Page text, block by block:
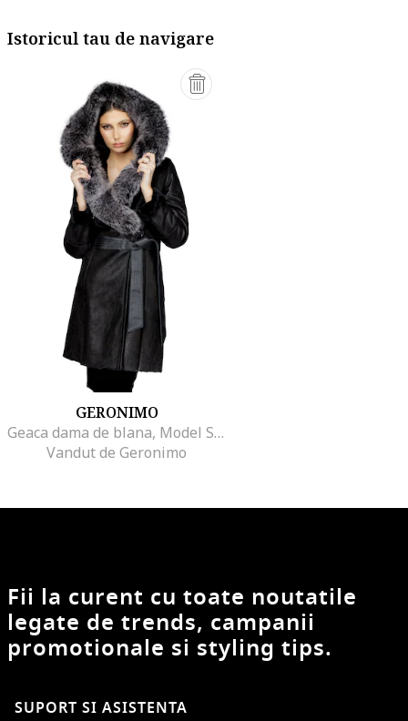
Istoricul tau de navigare
GERONIMO
Geaca dama de blana, Model Simona, Negru
Vandut de Geronimo
Fii la curent cu toate noutatile
legate de trends, campanii
promotionale si styling tips.
SUPORT SI ASISTENTA